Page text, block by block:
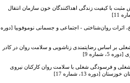
با کیفیت زندگی اهداکنندگان خون سازمان انتقال
روان‌شناختی - اجتماعی و جسمانی نوموفوبیا [دوره
بر اساس رضایتمندی زناشویی و سلامت روان در کادر
9]
و فرسودگی شغلی با سلامت روان کارکنان نیروی
[دوره 13، شماره 17]